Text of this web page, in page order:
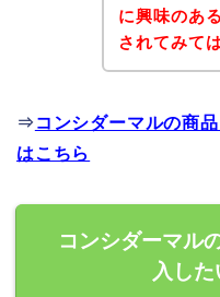
に興味のあ
されてみて
⇒ コンシダーマルの商
はこちら
コンシダーマル
入し